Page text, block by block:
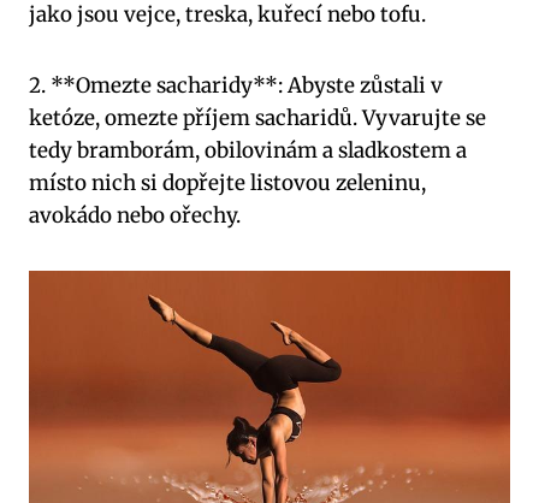
jako jsou vejce, treska, kuřecí nebo tofu.
2. **Omezte sacharidy**: Abyste zůstali v
ketóze, omezte příjem sacharidů. Vyvarujte se
tedy bramborám, obilovinám a sladkostem a
místo nich si dopřejte listovou zeleninu,
avokádo nebo ořechy.